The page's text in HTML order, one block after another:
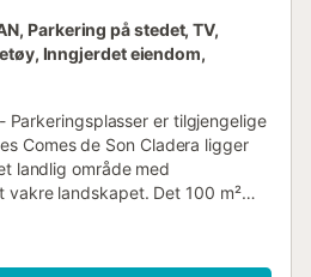
Parkering på stedet, TV,
Inngjerdet eiendom,
er tilgjengelige
Comes de Son Cladera ligger
landlig område med
vakre landskapet. Det 100 m²
kjøkken, 3 soverom og ett
til 5 personer (4 voksne og 1